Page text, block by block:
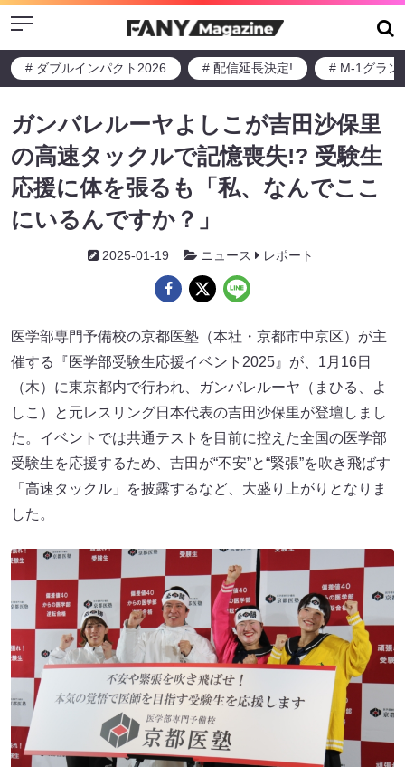
Menu
# ダブルインパクト2026 # 配信延長決定! # M-1グラン
ガンバレルーヤよしこが吉田沙保里
の高速タックルで記憶喪失!? 受験生
応援に体を張るも「私、なんでここ
にいるんですか？」
2025-01-19 ニュース レポート
医学部専門予備校の京都医塾（本社・京都市中京区）が主
催する『医学部受験生応援イベント2025』が、1月16日
（木）に東京都内で行われ、ガンバレルーヤ（まひる、よ
しこ）と元レスリング日本代表の吉田沙保里が登壇しまし
た。イベントでは共通テストを目前に控えた全国の医学部
受験生を応援するため、吉田が“不安”と“緊張”を吹き飛ばす
「高速タックル」を披露するなど、大盛り上がりとなりま
した。